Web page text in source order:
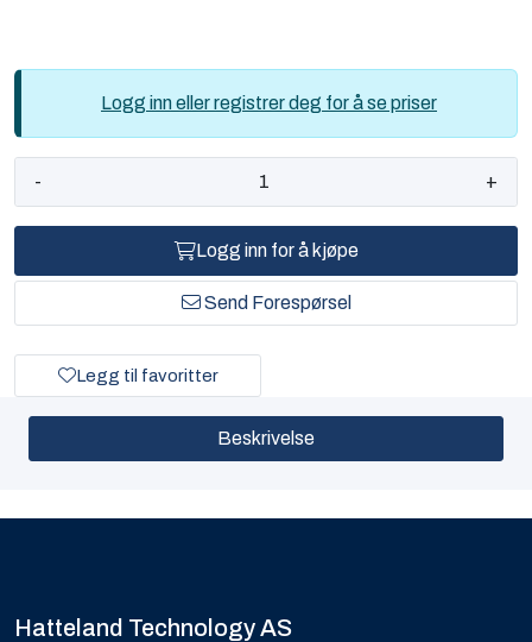
Logg inn eller registrer deg for å se priser
- +
Logg inn for å kjøpe
Send Forespørsel
Legg til favoritter
Beskrivelse
Hatteland Technology AS